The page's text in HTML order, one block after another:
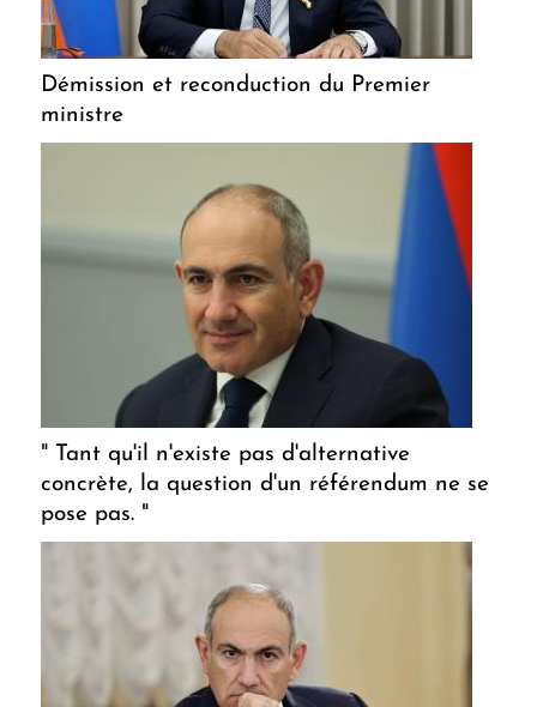
Démission et reconduction du Premier
ministre
" Tant qu'il n'existe pas d'alternative
concrète, la question d'un référendum ne se
pose pas. "